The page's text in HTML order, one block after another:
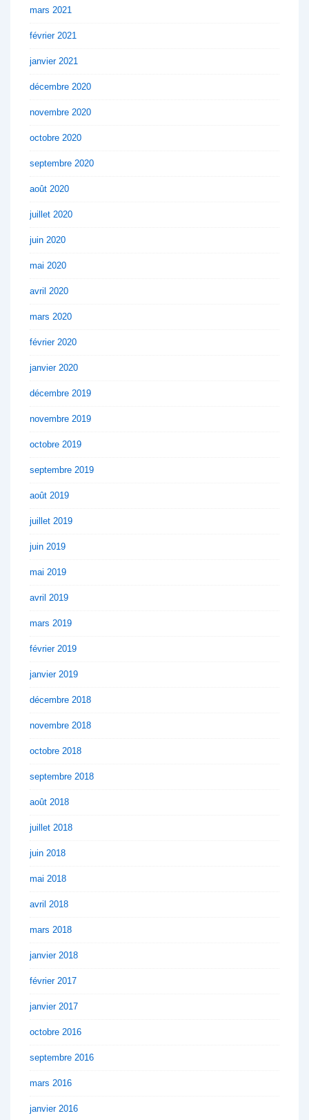
mars 2021
février 2021
janvier 2021
décembre 2020
novembre 2020
octobre 2020
septembre 2020
août 2020
juillet 2020
juin 2020
mai 2020
avril 2020
mars 2020
février 2020
janvier 2020
décembre 2019
novembre 2019
octobre 2019
septembre 2019
août 2019
juillet 2019
juin 2019
mai 2019
avril 2019
mars 2019
février 2019
janvier 2019
décembre 2018
novembre 2018
octobre 2018
septembre 2018
août 2018
juillet 2018
juin 2018
mai 2018
avril 2018
mars 2018
janvier 2018
février 2017
janvier 2017
octobre 2016
septembre 2016
mars 2016
janvier 2016